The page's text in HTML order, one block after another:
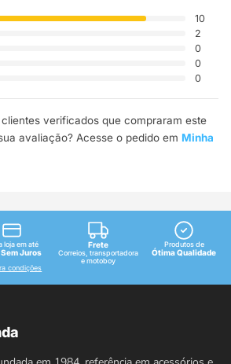
10
2
0
0
0
verificados que compraram este
avaliação? Acesse o pedido em Minha
loja em até
Sem Juros
condições
Frete
Correios, transportadora
e motoboy
Produtos de
Ótima Qualidade